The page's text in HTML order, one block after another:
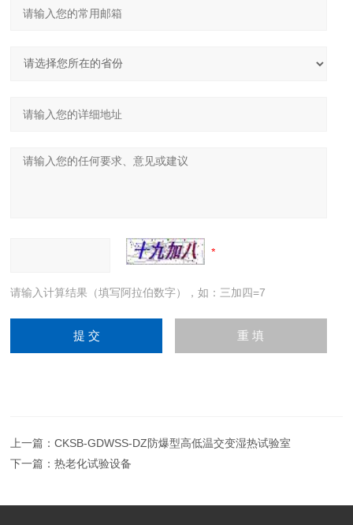
请输入计算结果（填写阿拉伯数字），如：三加四=7
上一篇：CKSB-GDWSS-DZ防爆型高低温交变湿热试验室
下一篇：热老化试验设备